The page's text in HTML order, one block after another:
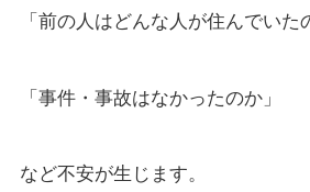
「前の人はどんな人が住んでいた
「事件・事故はなかったのか」
など不安が生じます。